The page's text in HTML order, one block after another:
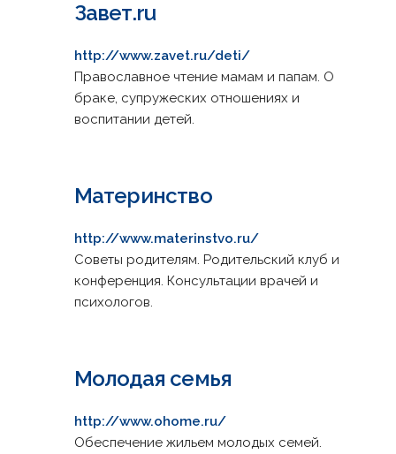
Завет.ru
http://www.zavet.ru/deti/
Православное чтение мамам и папам. О
браке, супружеских отношениях и
воспитании детей.
Материнство
http://www.materinstvo.ru/
Советы родителям. Родительский клуб и
конференция. Консультации врачей и
психологов.
Молодая семья
http://www.ohome.ru/
Обеспечение жильем молодых семей.